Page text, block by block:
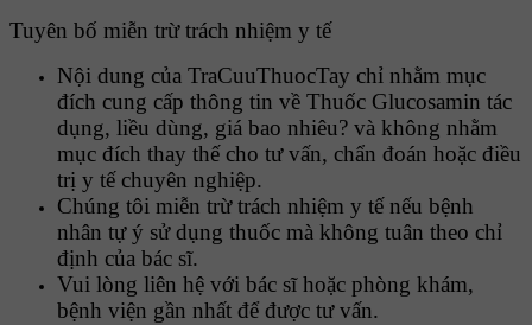
Tuyên bố miễn trừ trách nhiệm y tế
Nội dung của TraCuuThuocTay chỉ nhằm mục
đích cung cấp thông tin về Thuốc Glucosamin tác
dụng, liều dùng, giá bao nhiêu? và không nhằm
mục đích thay thế cho tư vấn, chẩn đoán hoặc điều
trị y tế chuyên nghiệp.
Chúng tôi miễn trừ trách nhiệm y tế nếu bệnh
nhân tự ý sử dụng thuốc mà không tuân theo chỉ
định của bác sĩ.
Vui lòng liên hệ với bác sĩ hoặc phòng khám,
bệnh viện gần nhất để được tư vấn.